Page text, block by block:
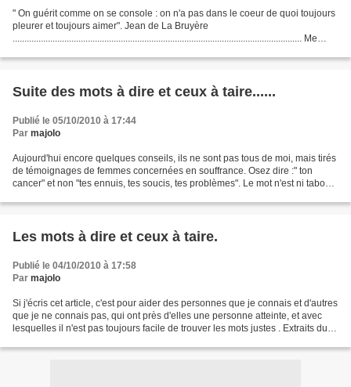
" On guérit comme on se console : on n'a pas dans le coeur de quoi toujours
pleurer et toujours aimer". Jean de La Bruyère
........................................................................................................................... Me
Suite des mots à dire et ceux à taire......
Publié le 05/10/2010 à 17:44
Par majolo
Aujourd'hui encore quelques conseils, ils ne sont pas tous de moi, mais tirés
de témoignages de femmes concernées en souffrance. Osez dire :" ton
cancer" et non "tes ennuis, tes soucis, tes problèmes". Le mot n'est ni tabou
Les mots à dire et ceux à taire.
Publié le 04/10/2010 à 17:58
Par majolo
Si j'écris cet article, c'est pour aider des personnes que je connais et d'autres
que je ne connais pas, qui ont près d'elles une personne atteinte, et avec
lesquelles il n'est pas toujours facile de trouver les mots justes . Extraits du